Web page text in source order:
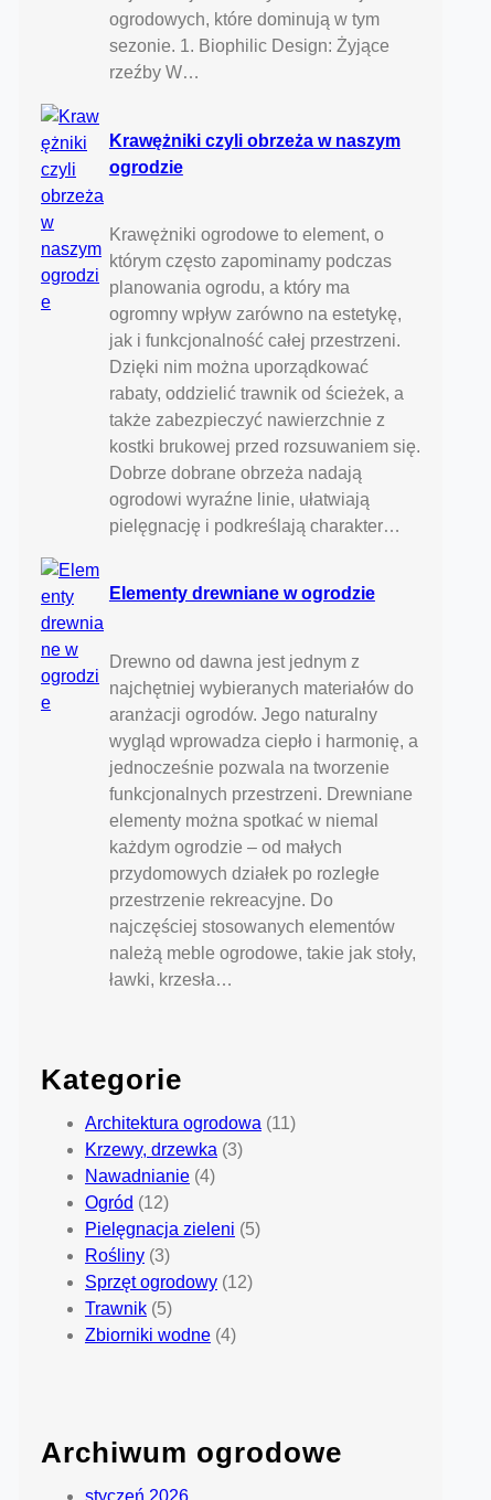
ogrodowych, które dominują w tym
sezonie. 1. Biophilic Design: Żyjące
rzeźby W…
Krawężniki czyli obrzeża w naszym
ogrodzie
Krawężniki ogrodowe to element, o
którym często zapominamy podczas
planowania ogrodu, a który ma
ogromny wpływ zarówno na estetykę,
jak i funkcjonalność całej przestrzeni.
Dzięki nim można uporządkować
rabaty, oddzielić trawnik od ścieżek, a
także zabezpieczyć nawierzchnie z
kostki brukowej przed rozsuwaniem się.
Dobrze dobrane obrzeża nadają
ogrodowi wyraźne linie, ułatwiają
pielęgnację i podkreślają charakter…
Elementy drewniane w ogrodzie
Drewno od dawna jest jednym z
najchętniej wybieranych materiałów do
aranżacji ogrodów. Jego naturalny
wygląd wprowadza ciepło i harmonię, a
jednocześnie pozwala na tworzenie
funkcjonalnych przestrzeni. Drewniane
elementy można spotkać w niemal
każdym ogrodzie – od małych
przydomowych działek po rozległe
przestrzenie rekreacyjne. Do
najczęściej stosowanych elementów
należą meble ogrodowe, takie jak stoły,
ławki, krzesła…
Kategorie
Architektura ogrodowa (11)
Krzewy, drzewka (3)
Nawadnianie (4)
Ogród (12)
Pielęgnacja zieleni (5)
Rośliny (3)
Sprzęt ogrodowy (12)
Trawnik (5)
Zbiorniki wodne (4)
Archiwum ogrodowe
styczeń 2026